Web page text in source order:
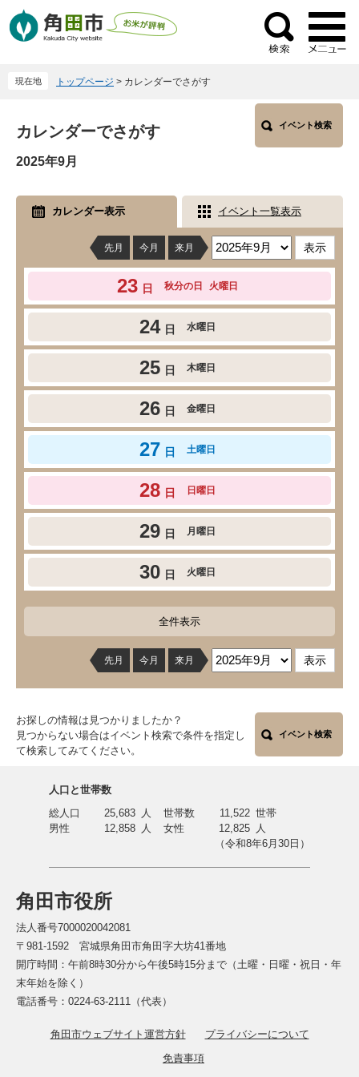
ー
ニ
検
索
現在地 トップページ > カレンダーでさがす
文
カレンダーでさがす イベント検索
2025年9月
カレンダー表示 イベント一覧表示
先月 今月 来月
23 日 秋分の日 火曜日
24 日 水曜日
25 日 木曜日
26 日 金曜日
27 日 土曜日
28 日 日曜日
29 日 月曜日
30 日 火曜日
全件表示
先月 今月 来月
お探しの情報は見つかりましたか？
見つからない場合はイベント検索で条件を指定し
て検索してみてください。
イベント検索
角田市役所
法人番号7000020042081
〒981-1592 宮城県角田市角田字大坊41番地
開庁時間：午前8時30分から午後5時15分まで（土曜・日曜・祝日・年
末年始を除く）
電話番号：0224-63-2111（代表）
角田市ウェブサイト運営方針
プライバシーについて
免責事項
人口と世帯数
総人口
25,683 人 世帯数 11,522 世帯
男性
12,858 人 女性 12,825 人
（令和8年6月30日）